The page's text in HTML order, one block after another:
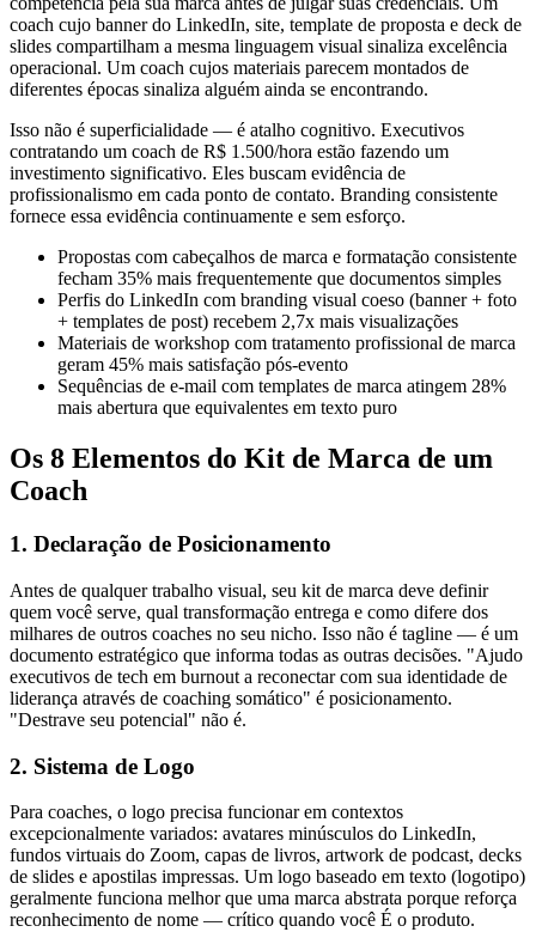
coach cujo banner do LinkedIn, site, template de proposta e deck de
slides compartilham a mesma linguagem visual sinaliza excelência
operacional. Um coach cujos materiais parecem montados de
diferentes épocas sinaliza alguém ainda se encontrando.
Isso não é superficialidade — é atalho cognitivo. Executivos
contratando um coach de R$ 1.500/hora estão fazendo um
investimento significativo. Eles buscam evidência de
profissionalismo em cada ponto de contato. Branding consistente
fornece essa evidência continuamente e sem esforço.
Propostas com cabeçalhos de marca e formatação consistente
fecham 35% mais frequentemente que documentos simples
Perfis do LinkedIn com branding visual coeso (banner + foto
+ templates de post) recebem 2,7x mais visualizações
Materiais de workshop com tratamento profissional de marca
geram 45% mais satisfação pós-evento
Sequências de e-mail com templates de marca atingem 28%
mais abertura que equivalentes em texto puro
Os 8 Elementos do Kit de Marca de um
Coach
1. Declaração de Posicionamento
Antes de qualquer trabalho visual, seu kit de marca deve definir
quem você serve, qual transformação entrega e como difere dos
milhares de outros coaches no seu nicho. Isso não é tagline — é um
documento estratégico que informa todas as outras decisões. "Ajudo
executivos de tech em burnout a reconectar com sua identidade de
liderança através de coaching somático" é posicionamento.
"Destrave seu potencial" não é.
2. Sistema de Logo
Para coaches, o logo precisa funcionar em contextos
excepcionalmente variados: avatares minúsculos do LinkedIn,
fundos virtuais do Zoom, capas de livros, artwork de podcast, decks
de slides e apostilas impressas. Um logo baseado em texto (logotipo)
geralmente funciona melhor que uma marca abstrata porque reforça
reconhecimento de nome — crítico quando você É o produto.